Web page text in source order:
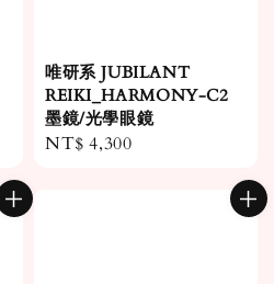
唯研系 JUBILANT
REIKI_HARMONY-C2
墨鏡/光學眼鏡
Regular
NT$ 4,300